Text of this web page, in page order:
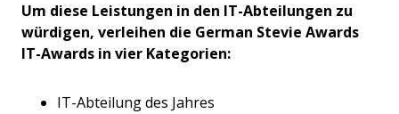
Um diese Leistungen in den IT-Abteilungen zu
würdigen, verleihen die German Stevie Awards
IT-Awards in vier Kategorien:
IT-Abteilung des Jahres